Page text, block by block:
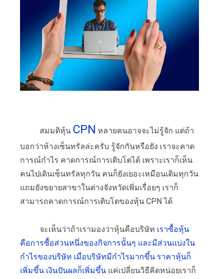
สมมติหุ้น CPN หลายคนอาจจะไม่รู้จัก แต่ถ้า
บอกว่าห้างเซ็นทรัลล่ะครับ รู้จักกันหรือยัง เราจะคาด
การณ์กำไร คาดการณ์การเติบโตได้ เพราะเราก็เห็น
คนไปเดินเซ็นทรัลทุกวัน คนก็ยังเยอะเหมือนเดิมทุกวัน
แถมยังขยายสาขาในต่างจังหวัดเพิ่มเรื่อยๆ เราก็
สามารถคาดการณ์การเติบโตของหุ้น CPN ได้
จะเห็นว่าถ้าเรามองว่าหุ้นคือบริษัท เราซื้อหุ้น
คือการซื้อส่วนหนึ่งของกิจการนั้นๆ และมีส่วนแบ่งใน
กำไรของบริษัท เมื่อบริษัทมีกำไรมากขึ้น ราคาหุ้นก็
เพิ่มขึ้น เงินปันผลก็เพิ่มขึ้นแค่เปลี่ยนวิธีคิดหน่อยเราก็